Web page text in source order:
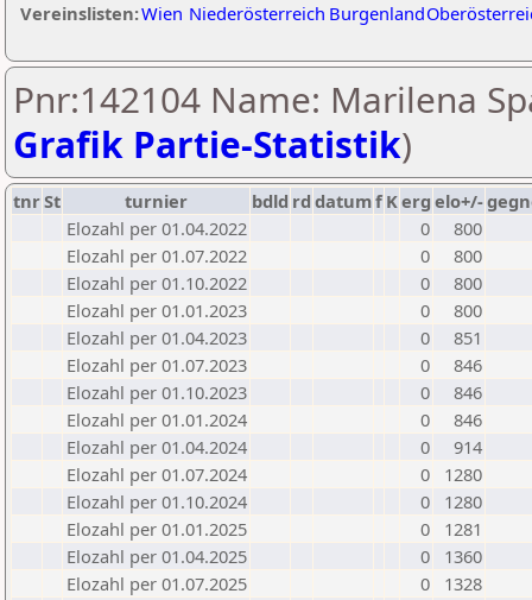
Vereinslisten:Wien Niederösterreich Burgenland
Pnr:142104 Name: Marilena
Grafik Partie-Statistik)
tnrSt turnier bdld rd datumf Kerg elo+/-
Elozahl per 01.04.2022
0
800
Elozahl per 01.07.2022
0
800
Elozahl per 01.10.2022
0
800
Elozahl per 01.01.2023
0
800
Elozahl per 01.04.2023
0
851
Elozahl per 01.07.2023
0
846
Elozahl per 01.10.2023
0
846
Elozahl per 01.01.2024
0
846
Elozahl per 01.04.2024
0
914
Elozahl per 01.07.2024
0
1280
Elozahl per 01.10.2024
0
1280
Elozahl per 01.01.2025
0
1281
Elozahl per 01.04.2025
0
1360
Elozahl per 01.07.2025
0
1328